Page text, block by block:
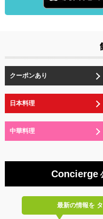
クーポンあり
日本料理
中華料理
Concierge
最新の情報をタ